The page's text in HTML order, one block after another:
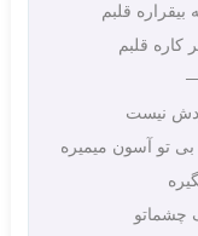
بیقراره قلبم
کاره قلبم
نیست
بی تو آسون میمیره
چشماتو